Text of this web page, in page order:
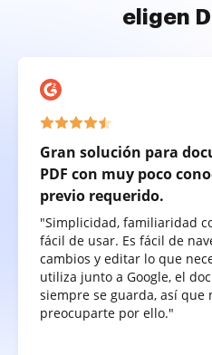
eligen
Gran solución para
PDF con muy poco
previo requerido.
"Simplicidad, familiaridad
fácil de usar. Es fácil de
cambios y editar lo que
utiliza junto a Google, el
siempre se guarda, así que
preocuparte por ello."